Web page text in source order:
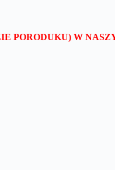
PORODUKU) W